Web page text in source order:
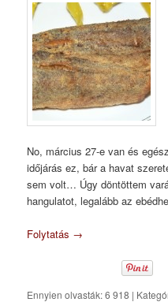
No, március 27-e van és
időjárás ez, bár a havat
sem volt… Úgy döntöttem
hangulatot, legalább az
Folytatás →
Ennyien olvasták: 6 918 |